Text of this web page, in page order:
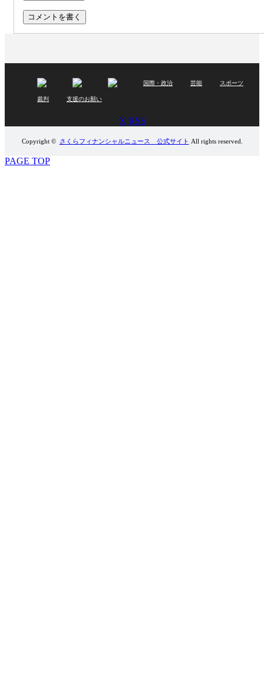
国際・政治 芸能 スポーツ
裁判 支援のお願い
X RSS
Copyright © さくらフィナンシャルニュース 公式サイト All rights reserved.
PAGE TOP